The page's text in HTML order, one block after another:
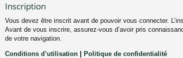
Inscription
Vous devez être inscrit avant de pouvoir vous connecter.
Avant de vous inscrire, assurez-vous d’avoir pris
de votre navigation.
Conditions d’utilisation | Politique de confidentialité